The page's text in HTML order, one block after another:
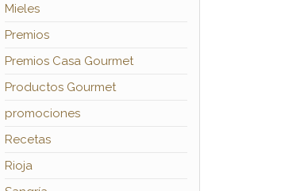
Mieles
Premios
Premios Casa Gourmet
Productos Gourmet
promociones
Recetas
Rioja